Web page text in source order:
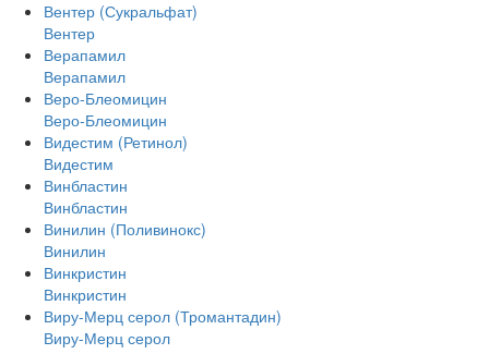
Вентер (Сукральфат)
Вентер
Верапамил
Верапамил
Веро-Блеомицин
Веро-Блеомицин
Видестим (Ретинол)
Видестим
Винбластин
Винбластин
Винилин (Поливинокс)
Винилин
Винкристин
Винкристин
Виру-Мерц серол (Тромантадин)
Виру-Мерц серол